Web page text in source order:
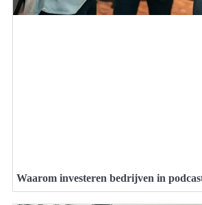
Waarom investeren bedrijven in